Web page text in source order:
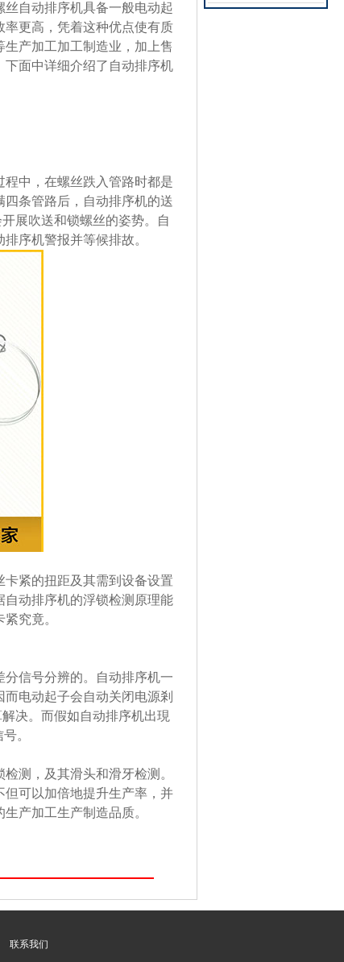
自动排序机具备一般电动起
更高，凭着这种优点使有质
产加工加工制造业，加上售
下面中详细介绍了自动排序机
中，在螺丝跌入管路时都是
条管路后，自动排序机的送
展吹送和锁螺丝的姿势。自
序机警报并等候排故。
紧的扭距及其需到设备设置
动排序机的浮锁检测原理能
究竟。
信号分辨的。自动排序机一
电动起子会自动关闭电源剎
决。而假如自动排序机出現
。
测，及其滑头和滑牙检测。
但可以加倍地提升生产率，并
产加工生产制造品质。
联系我们